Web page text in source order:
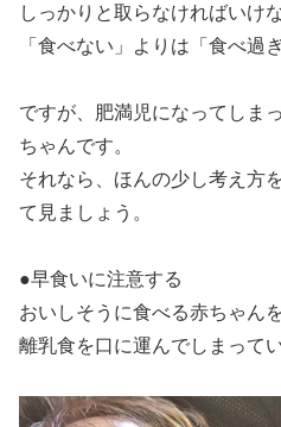
しっかりと取らなければいけ
「食べない」よりは「食べ過
ですが、肥満児になってしま
ちゃんです。
それなら、ほんの少し考え方
て見ましょう。
●早食いに注意する
おいしそうに食べる赤ちゃん
離乳食を口に運んでしまって